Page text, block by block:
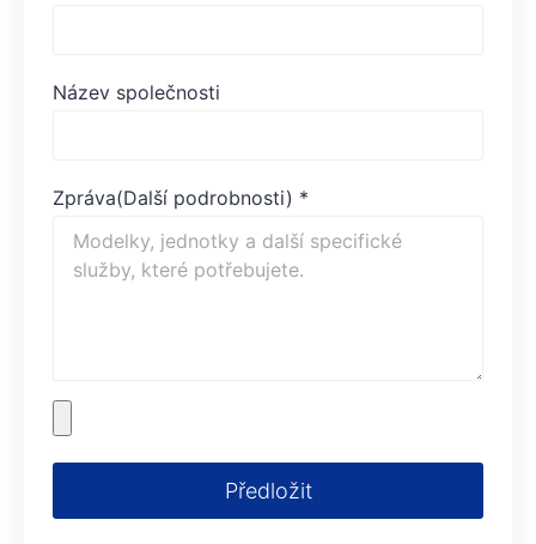
Název společnosti
Zpráva(Další podrobnosti) *
Předložit